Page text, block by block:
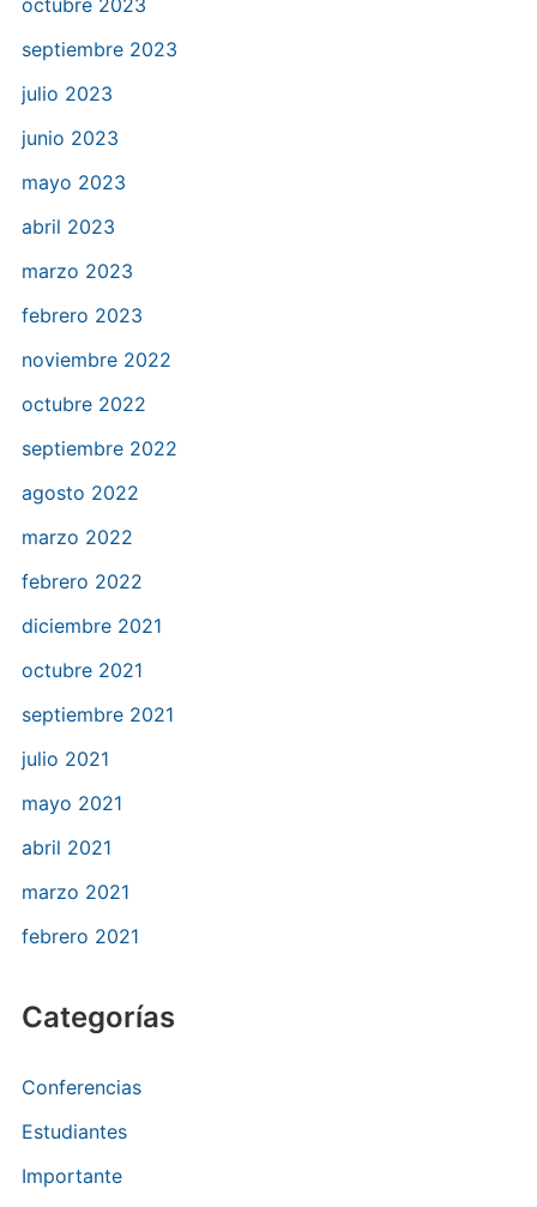
octubre 2023
septiembre 2023
julio 2023
junio 2023
mayo 2023
abril 2023
marzo 2023
febrero 2023
noviembre 2022
octubre 2022
septiembre 2022
agosto 2022
marzo 2022
febrero 2022
diciembre 2021
octubre 2021
septiembre 2021
julio 2021
mayo 2021
abril 2021
marzo 2021
febrero 2021
Categorías
Conferencias
Estudiantes
Importante